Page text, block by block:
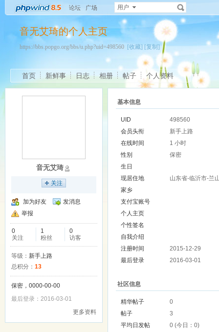
论坛 广场 用户
音无艾琦的个人主页
https://bbs.popgo.org/bbs/u.php?uid=498560 [收藏] [复制]
首页 新鲜事 日志 相册 帖子 个人资料
音无艾琦
关注
加为好友
发消息
举报
0
关注
1
粉丝
0
访客
等级： 新手上路
总积分： 13
保密，0000-00-00
最后登录：2016-03-01
更多资料
基本信息
UID
498560
会员头衔
新手上路
在线时间
1 小时
性别
保密
生日
现居住地
山东省-临沂市-兰
家乡
支付宝账号
个人主页
个性签名
自我介绍
注册时间
2015-12-29
最后登录
2016-03-01
社区信息
精华帖子
0
帖子
3
平均日发帖
0 (今日：0)